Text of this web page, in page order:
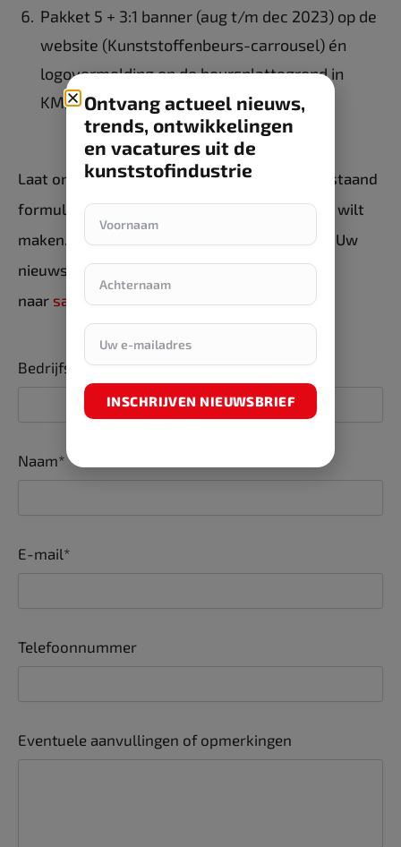
Pakket 5 + 3:1 banner (aug t/m dec 2023) op de
website (Kunststoffenbeurs-carrousel) én
logovermelding op de beursplattegrond in
KM5-2023€ 1.000,-
Laat ons uiterlijk 18 augustus 2023 via onderstaand
formulier weten dat u van dit aanbod gebruik wilt
maken. Wij nemen dan snel contact met u op. Uw
nieuws direct aanleveren? Stuur deze
naar sales@alcedo-media.nl.
Bedrijfsnaam*
Naam*
E-mail*
Telefoonnummer
Eventuele aanvullingen of opmerkingen
Ontvang actueel nieuws,
trends, ontwikkelingen
en vacatures uit de
kunststofindustrie
INSCHRIJVEN NIEUWSBRIEF